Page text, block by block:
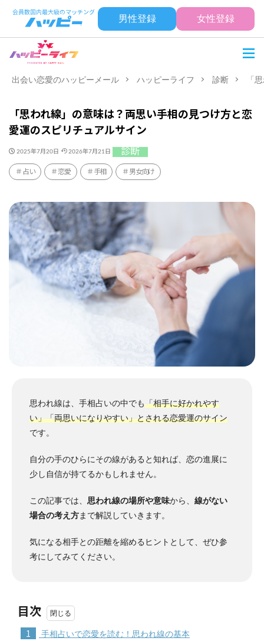
男性登録 女性登録
出会い恋愛のハッピーメール ハッピーライフ 診断 「
「思われ線」の意味は？両思い手相の見つけ方と恋
愛運のスピリチュアルサイン
2025年7月20日 2026年7月21日 診断
占い 恋愛 手相 男女向け
思われ線は、手相占いの中でも「相手に好かれやす
い」「両思いになりやすい」とされる恋愛運のサイン
です。
自分の手のひらにその線があると知れば、恋の進展に
少し自信が持てるかもしれません。
この記事では、 思われ線の場所や意味から、 線がない
場合の考え方まで解説していきます。
気になる相手との距離を縮めるヒントとして、ぜひ参
考にしてみてください。
目次
1 手相占いで恋愛を読む！思われ線の基本